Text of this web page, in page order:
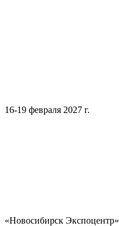
16-19 февраля 2027 г.
«Новосибирск Экспоцентр»